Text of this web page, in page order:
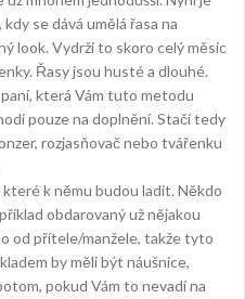
se dává umělá řasa na
look. Vydrží to skoro celý měsíc
Řasy jsou husté a dlouhé.
která Vám tuto metodu
pouze na doplnění. Stačí tedy
rozjasňovač nebo tvářenku
k němu budou ladit. Někdo
obdarovaný už nějakou
od přítele/manžele, takže tyto
by měli být náušnice,
pokud Vám to nevadí na